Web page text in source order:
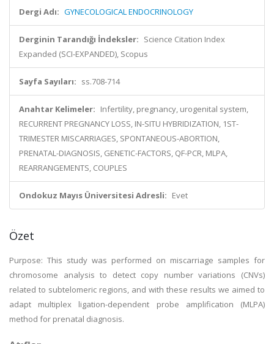
Dergi Adı: GYNECOLOGICAL ENDOCRINOLOGY
Derginin Tarandığı İndeksler: Science Citation Index
Expanded (SCI-EXPANDED), Scopus
Sayfa Sayıları: ss.708-714
Anahtar Kelimeler: Infertility, pregnancy, urogenital system,
RECURRENT PREGNANCY LOSS, IN-SITU HYBRIDIZATION, 1ST-
TRIMESTER MISCARRIAGES, SPONTANEOUS-ABORTION,
PRENATAL-DIAGNOSIS, GENETIC-FACTORS, QF-PCR, MLPA,
REARRANGEMENTS, COUPLES
Ondokuz Mayıs Üniversitesi Adresli: Evet
Özet
Purpose: This study was performed on miscarriage samples for
chromosome analysis to detect copy number variations (CNVs)
related to subtelomeric regions, and with these results we aimed to
adapt multiplex ligation-dependent probe amplification (MLPA)
method for prenatal diagnosis.